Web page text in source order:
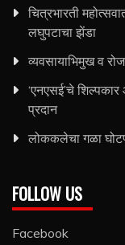
चित्रभारती
लघुपटाचा झेंडा
व्यवसायाभिमुख व
‘एनएसई’चे शिल्पकार
प्रदान
लोककलेचा गळा
FOLLOW US
Facebook